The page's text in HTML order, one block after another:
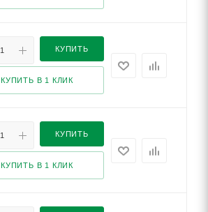
КУПИТЬ
КУПИТЬ В 1 КЛИК
КУПИТЬ
КУПИТЬ В 1 КЛИК